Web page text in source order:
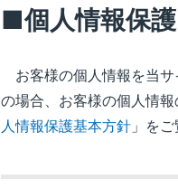
■個人情報保
お客様の個人情報を当サ
の場合、お客様の個人情
人情報保護基本方針 」を